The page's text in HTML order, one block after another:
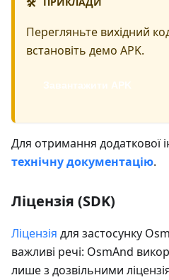
🛠️
Перегляньте вихідний
встановіть демо APK.
Завантажити APK
Для отримання додаткової
технічну документацію.
Ліцензія (SDK)
Ліцензія для застосунку
важливі речі: OsmAnd
лише з дозвільними